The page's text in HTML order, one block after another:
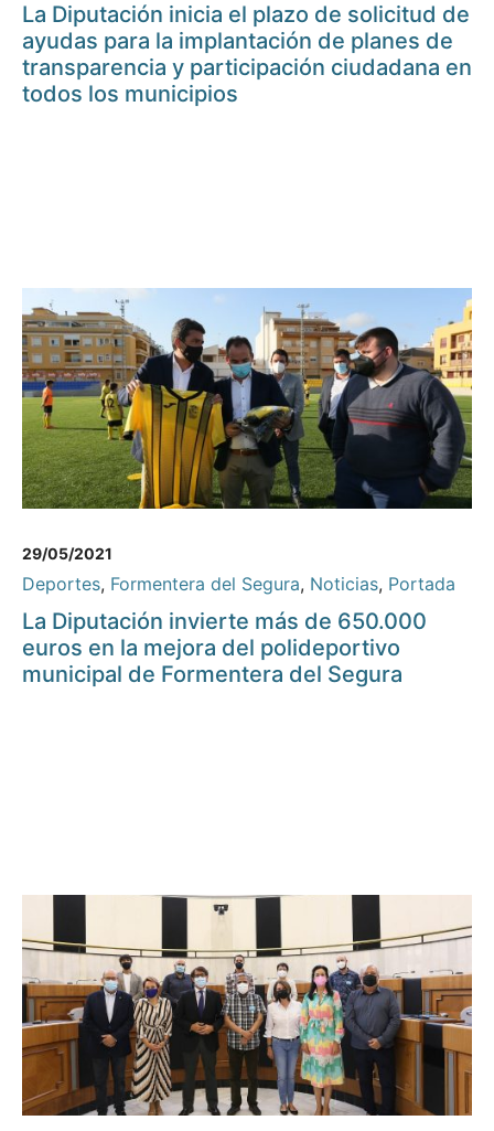
La Diputación inicia el plazo de solicitud de
ayudas para la implantación de planes de
transparencia y participación ciudadana en
todos los municipios
29/05/2021
Deportes, Formentera del Segura, Noticias, Portada
La Diputación invierte más de 650.000
euros en la mejora del polideportivo
municipal de Formentera del Segura